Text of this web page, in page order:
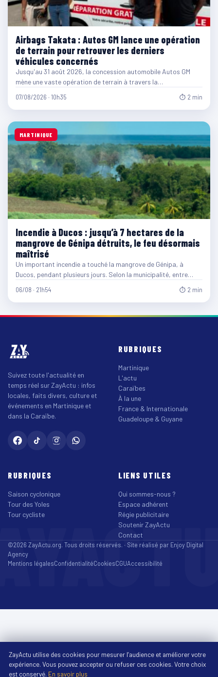
Airbags Takata : Autos GM lance une opération
de terrain pour retrouver les derniers
véhicules concernés
Jusqu'au 31 août 2026, la concession automobile Autos GM
mène une vaste opération de terrain à travers la…
07/08/2026 · 10h35 ⏱ 2 min
MARTINIQUE
Incendie à Ducos : jusqu’à 7 hectares de la
mangrove de Génipa détruits, le feu désormais
maîtrisé
Un important incendie a touché la mangrove de Génipa, à
Ducos, pendant plusieurs jours. Selon la municipalité, entre…
06/08 · 21h54 ⏱ 2 min
Suivez toute l'actualité en
temps réel sur ZayActu : infos
locales, faits divers, culture et
événements en Martinique et
dans la Caraïbe.
RUBRIQUES
Martinique
L'actu
Caraïbes
À la une
France & Internationale
Guadeloupe & Guyane
RUBRIQUES
Saison cyclonique
Tour des Yoles
Tour cycliste
LIENS UTILES
Qui sommes-nous ?
Espace adhérent
Régie publicitaire
Soutenir ZayActu
Contact
©2026 ZayActu.org. Tous droits réservés. · Site réalisé par Enjoy Digital
Agency
Mentions légalesConfidentialitéCookiesCGUAccessibilité
ZayActu utilise des cookies pour mesurer l’audience et améliorer votre
expérience. Vous pouvez accepter ou refuser ces cookies. Votre choix
est conservé. En savoir plus